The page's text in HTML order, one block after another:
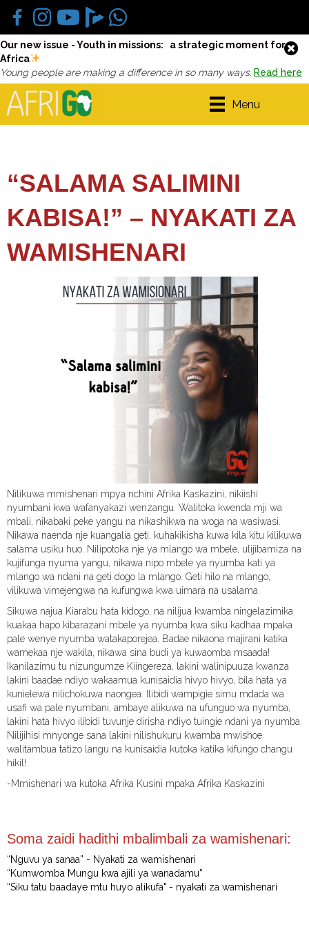
Our new issue - Youth in missions: a strategic moment for
Africa
Young people are making a difference in so many ways. Read here
Menu
“SALAMA SALIMINI
KABISA!” – NYAKATI ZA
WAMISHENARI
Nilikuwa mmishenari mpya nchini Afrika Kaskazini, nikiishi
nyumbani kwa wafanyakazi wenzangu. Walitoka kwenda mji wa
mbali, nikabaki peke yangu na nikashikwa na woga na wasiwasi.
Nikawa naenda nje kuangalia geti, kuhakikisha kuwa kila kitu kilikuwa
salama usiku huo. Nilipotoka nje ya mlango wa mbele, ulijibamiza na
kujifunga nyuma yangu, nikawa nipo mbele ya nyumba kati ya
mlango wa ndani na geti dogo la mlango. Geti hilo na mlango,
vilikuwa vimejengwa na kufungwa kwa uimara na usalama.
Sikuwa najua Kiarabu hata kidogo, na nilijua kwamba ningelazimika
kuakaa hapo kibarazani mbele ya nyumba kwa siku kadhaa mpaka
pale wenye nyumba watakaporejea. Badae nikaona majirani katika
wamekaa nje wakila, nikawa sina budi ya kuwaomba msaada!
Ikanilazimu tu nizungumze Kiingereza, lakini walinipuuza kwanza
lakini baadae ndiyo wakaamua kunisaidia hivyo hivyo, bila hata ya
kunielewa nilichokuwa naongea. Ilibidi wampigie simu mdada wa
usafi wa pale nyumbani, ambaye alikuwa na ufunguo wa nyumba,
lakini hata hivyo ilibidi tuvunje dirisha ndiyo tuingie ndani ya nyumba.
Nilijihisi mnyonge sana lakini nilishukuru kwamba mwishoe
walitambua tatizo langu na kunisaidia kutoka katika kifungo changu
hikil!
-Mmishenari wa kutoka Afrika Kusini mpaka Afrika Kaskazini
Soma zaidi hadithi mbalimbali za wamishenari:
“Nguvu ya sanaa” - Nyakati za wamishenari
“Kumwomba Mungu kwa ajili ya wanadamu”
“Siku tatu baadaye mtu huyo alikufa" - nyakati za wamishenari